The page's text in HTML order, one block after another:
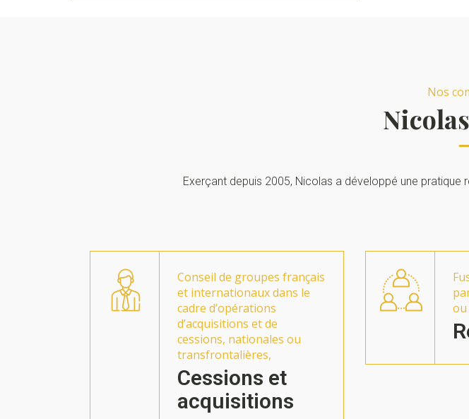
Nos
Exerçant depuis 2005, Nicolas a développé une pratique
Conseil de groupes français
et internationaux dans le
cadre d’opérations
d’acquisitions et de
cessions, nationales ou
transfrontalières,
Cessions et
acquisitions
ou